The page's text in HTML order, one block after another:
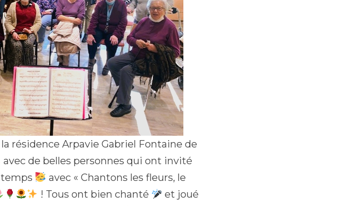
résidence Arpavie Gabriel Fontaine de
avec de belles personnes qui ont invité
avec « Chantons les fleurs, le
! Tous ont bien chanté
et joué